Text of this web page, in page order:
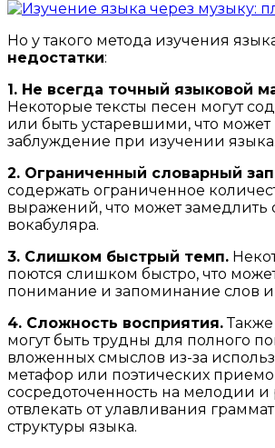
Но у такого метода изучения
недостатки:
1. Не всегда точный языковой
Некоторые тексты песен могут
или быть устаревшими, что может
заблуждение при изучении языка.
2. Ограниченный словарный
содержать ограниченное
выражений, что может замедлить
вокабуляра.
3. Слишком быстрый темп.
поются слишком быстро, что
понимание и запоминание слов и
4. Сложность восприятия.Также
могут быть трудны для полного
вложенных смыслов из-за
метафор или поэтических
сосредоточенность на мелодии
отвлекать от улавливания
структуры языка.